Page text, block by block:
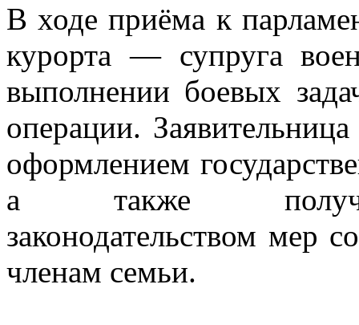
В ходе приёма к
курорта — супруга
выполнении боевых
операции.
оформлением
а также
законодательством мер
членам семьи.